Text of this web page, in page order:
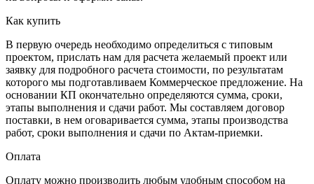
Как купить
В первую очередь необходимо определиться с типовым
проектом, прислать нам для расчета желаемый проект или
заявку для подробного расчета стоимости, по результатам
которого мы подготавливаем Коммерческое предложение. На
основании КП окончательно определяются сумма, сроки,
этапы выполнения и сдачи работ. Мы составляем договор
поставки, в нем оговаривается сумма, этапы производства
работ, сроки выполнения и сдачи по Актам-приемки.
Оплата
Оплату можно производить любым удобным способом на